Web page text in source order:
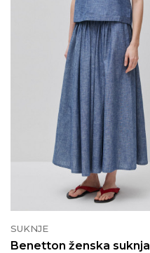
SUKNJE
Benetton ženska suknja